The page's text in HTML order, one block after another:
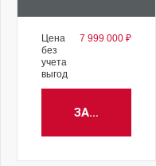
Цена
без
учета
выгод
7 999 000 ₽